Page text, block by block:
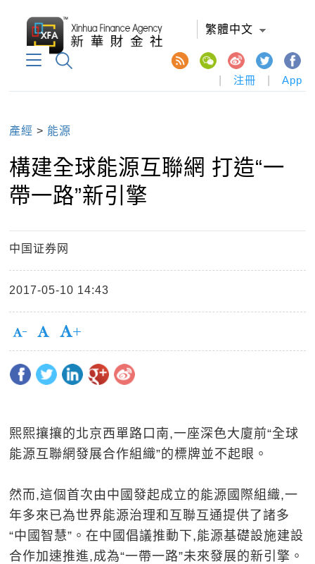
繁體中文
注冊 App
產經 > 能源
構建全球能源互聯網 打造“一
帶一路”新引擎
中国证券网
2017-05-10 14:43
熙熙攘攘的北京西單路口南,一座深色大廈前“全球
能源互聯網發展合作組織”的標牌並不起眼。
然而,這個首次由中國發起成立的能源國際組織,一
年多來已為世界能源治理和互聯互通提供了諸多
“中國智慧”。在中國倡議推動下,能源基礎設施建設
合作加速推進,成為“一帶一路”未來發展的新引擎。